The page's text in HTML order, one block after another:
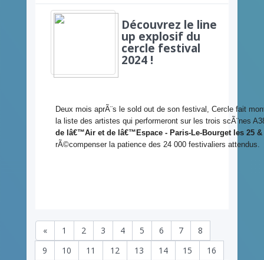
Découvrez le line
up explosif du
cercle festival
2024 !
Deux mois aprÃ¨s le sold out de son festival, Cercle fait
la liste des artistes qui performeront sur les trois scÃ¨nes
de lâ€™Air et de lâ€™Espace - Paris-Le-Bourget les 25 &
rÃ©compenser la patience des 24 000 festivaliers attendus.
« 1 2 3 4 5 6 7
8
9
10 11 12 13 14 15
16